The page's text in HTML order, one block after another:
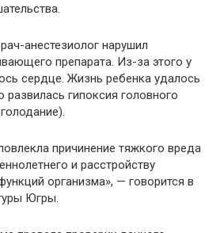
анестезиолог нарушил
препарата. Из-за этого у
сердце. Жизнь ребенка удалось
развилась гипоксия головного
причинение тяжкого вреда
и расстройству
организма», — говорится в
Югры.